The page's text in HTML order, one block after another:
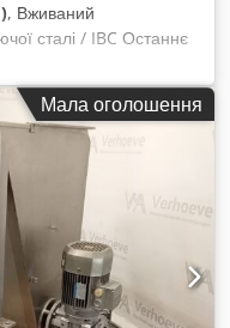
, Вживаний
сталі / IBC Останнє
Артикул: 10722
з нержавіючої сталі
Одностінна
кришка Ø 400 мм Вага
паспортної таблички:
висота: 1545
довжина: 1200 мм
450 мм Матеріали:
Зовнішня частина:
табличка: так
дисковий кран
Мала оголошення